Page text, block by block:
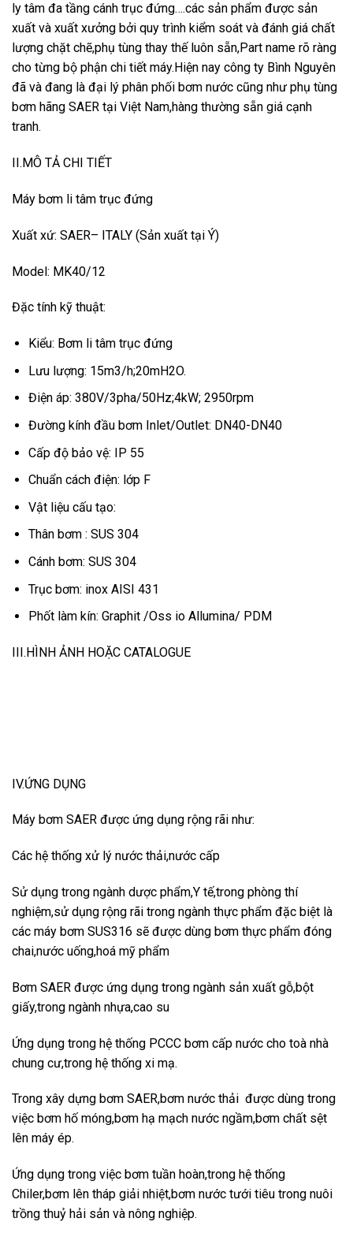
ly tâm đa tầng cánh trục đứng….các sản phẩm được sản
xuất và xuất xưởng bởi quy trình kiểm soát và đánh giá chất
lượng chặt chẽ,phụ tùng thay thế luôn sẵn,Part name rõ ràng
cho từng bộ phận chi tiết máy.Hiện nay công ty Bình Nguyên
đã và đang là đại lý phân phối bơm nước cũng như phụ tùng
bơm hãng SAER tại Việt Nam,hàng thường sẵn giá cạnh
tranh.
II.MÔ TẢ CHI TIẾT
Máy bơm li tâm trục đứng
Xuất xứ: SAER– ITALY (Sản xuất tại Ý)
Model: MK40/12
Đặc tính kỹ thuật:
Kiểu: Bơm li tâm trục đứng
Lưu lượng: 15m3/h;20mH2O.
Điện áp: 380V/3pha/50Hz;4kW; 2950rpm
Đường kính đầu bơm Inlet/Outlet: DN40-DN40
Cấp độ bảo vệ: IP 55
Chuẩn cách điện: lớp F
Vật liệu cấu tạo:
Thân bơm : SUS 304
Cánh bơm: SUS 304
Trục bơm: inox AISI 431
Phốt làm kín: Graphit /Oss io Allumina/ PDM
III.HÌNH ẢNH HOẶC CATALOGUE
IV.ỨNG DỤNG
Máy bơm SAER được ứng dụng rộng rãi như:
Các hệ thống xử lý nước thải,nước cấp
Sử dụng trong ngành dược phẩm,Y tế,trong phòng thí
nghiệm,sử dụng rộng rãi trong ngành thực phẩm đặc biệt là
các máy bơm SUS316 sẽ được dùng bơm thực phẩm đóng
chai,nước uống,hoá mỹ phẩm
Bơm SAER được ứng dụng trong ngành sản xuất gỗ,bột
giấy,trong ngành nhựa,cao su
Ứng dụng trong hệ thống PCCC bơm cấp nước cho toà nhà
chung cư,trong hệ thống xi mạ.
Trong xây dựng bơm SAER,bơm nước thải được dùng trong
việc bơm hố móng,bơm hạ mạch nước ngầm,bơm chất sệt
lên máy ép.
Ứng dụng trong việc bơm tuần hoàn,trong hệ thống
Chiler,bơm lên tháp giải nhiệt,bơm nước tưới tiêu trong nuôi
trồng thuỷ hải sản và nông nghiệp.